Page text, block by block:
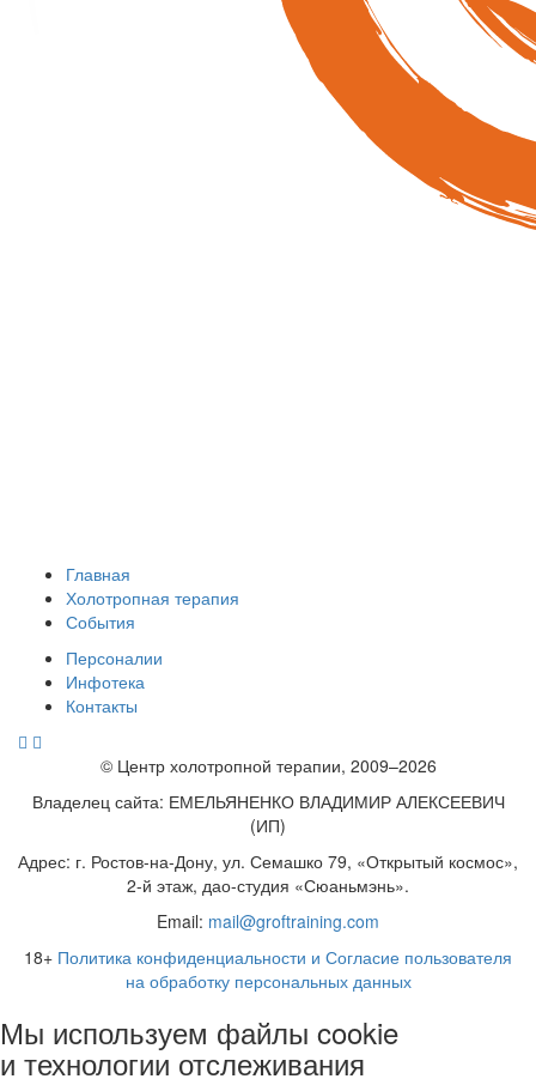
Главная
Холотропная терапия
События
Персоналии
Инфотека
Контакты
© Центр холотропной терапии, 2009–2026
Владелец сайта: ЕМЕЛЬЯНЕНКО ВЛАДИМИР АЛЕКСЕЕВИЧ
(ИП)
Адрес: г. Ростов-на-Дону, ул. Семашко 79, «Открытый космос»,
2-й этаж, дао-студия «Сюаньмэнь».
Email: mail@groftraining.com
18+ Политика конфиденциальности и Согласие пользователя
на обработку персональных данных
Мы используем файлы cookie
и технологии отслеживания